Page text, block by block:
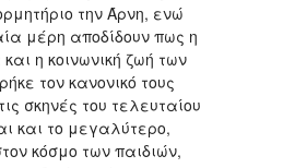
την Άρνη, ενώ
μέρη αποδίδουν πως η
η κοινωνική ζωή των
τον κανονικό τους
σκηνές του τελευταίου
και το μεγαλύτερο,
κόσμο των παιδιών,